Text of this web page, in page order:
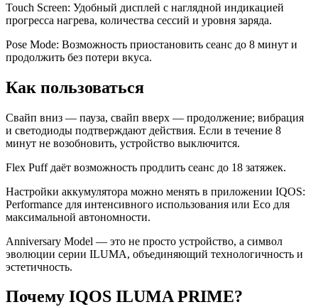
Touch Screen: Удобный дисплей с наглядной индикацией
прогресса нагрева, количества сессий и уровня заряда.
Pose Mode: Возможность приостановить сеанс до 8 минут и
продолжить без потери вкуса.
Как пользоваться
Свайп вниз — пауза, свайп вверх — продолжение; вибрация
и светодиоды подтверждают действия. Если в течение 8
минут не возобновить, устройство выключится.
Flex Puff даёт возможность продлить сеанс до 18 затяжек.
Настройки аккумулятора можно менять в приложении IQOS:
Performance для интенсивного использования или Eco для
максимальной автономности.
Anniversary Model — это не просто устройство, а символ
эволюции серии ILUMA, объединяющий технологичность и
эстетичность.
Почему IQOS ILUMA PRIME?